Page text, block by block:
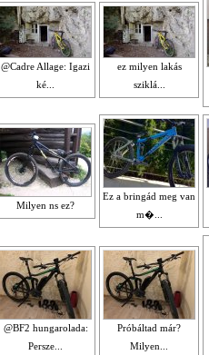
@Cadre Allage: Igazi
ké...
ez milyen lakás
sziklá...
Milyen ns ez?
Ez a bringád meg van
m�...
@BF2 hungarolada:
Persze...
Próbáltad már?
Milyen...